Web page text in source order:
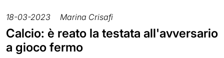
18-03-2023 Marina Crisafi
Calcio: è reato la testata all'avversario
a gioco fermo